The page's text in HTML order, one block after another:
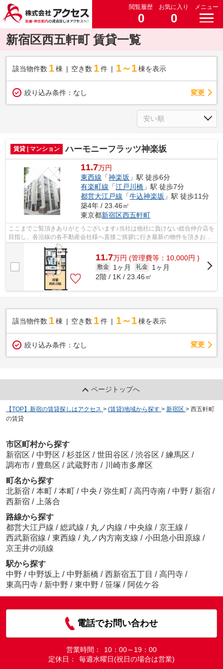
閲覧履歴
0
お気に入り
0
メニュー
新宿区西五軒町 賃貸一覧
該当物件数 1棟 空き数 1 件 1～1 棟を表示
絞り込み条件： なし 変更
賃貸 | マンション ハーモニーフラッツ神楽坂
11.7万円
東西線 「神楽坂 」駅 徒歩6分
有楽町線 「江戸川橋 」駅 徒歩7分
都営大江戸線 「牛込神楽坂 」駅 徒歩11分
築4年 / 23.46㎡
東京都新宿区西五軒町
ここまでご覧頂きありがとうございます♪当社は他社に負けない総合仲介店を
目指し、各沿線の各不動産会社様へ直接ご挨拶に行き最新の物件を頂きお客
様へ提供しております！最新の情報は...
11.7万円 (管理費等：10,000円 )
敷金 1ヶ月 礼金
1ヶ月
2階 / 1K / 23.46㎡
該当物件数 1棟 空き数 1 件 1～1 棟を表示
絞り込み条件： なし 変更
ページトップへ
【TOP】新宿の賃貸探しはアクセス > (賃貸)地域から探す > 新宿区 > 西五軒町
の賃貸
市区町村から探す
新宿区 / 中野区 / 杉並区 / 世田谷区 / 渋谷区 / 練馬区 /
調布市 / 豊島区 / 武蔵野市 / 川崎市多摩区
町名から探す
北新宿 / 本町 / 本町 / 中央 / 弥生町 / 高円寺南 / 中野 / 新宿 /
西新宿 /
上落合
路線から探す
都営大江戸線 / 総武線 / 丸ノ内線 / 中央線 / 京王線 /
西武新宿線 / 東西線 / 丸ノ内方南支線 / 小田急小田原線 /
京王井の頭線
駅から探す
中野 / 中野坂上 / 中野新橋 / 西新宿五丁目 / 高円寺 /
東高円寺 / 新中野 / 東中野 / 笹塚 / 阿佐ケ谷
電話でお問い合わせ
営業時間：
10：00～19：00
定休日：
毎週水曜日(祝日の場合は営業)